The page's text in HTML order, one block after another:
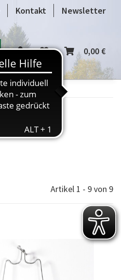
Kontakt Newsletter
0,00 €
Artikel 1 - 9 von 9